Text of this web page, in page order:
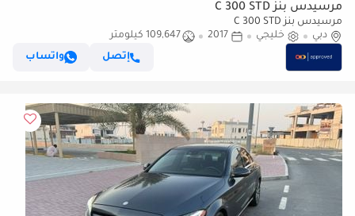
مرسيدس بنز C 300 STD
مرسيدس بنز C 300 STD
دبي
خليجي 2017
109,647 كيلومتر
إتصل
واتساب